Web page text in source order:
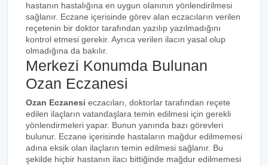
hastanın hastalığına en uygun olanının yönlendirilmesi
sağlanır. Eczane içerisinde görev alan eczacıların verilen
reçetenin bir doktor tarafından yazılıp yazılmadığını
kontrol etmesi gerekir. Ayrıca verilen ilacın yasal olup
olmadığına da bakılır.
Merkezi Konumda Bulunan
Ozan Eczanesi
Ozan Eczanesi eczacıları, doktorlar tarafından reçete
edilen ilaçların vatandaşlara temin edilmesi için gerekli
yönlendirmeleri yapar. Bunun yanında bazı görevleri
bulunur. Eczane içerisinde hastaların mağdur edilmemesi
adına eksik olan ilaçların temin edilmesi sağlanır. Bu
şekilde hiçbir hastanın ilacı bittiğinde mağdur edilmemesi